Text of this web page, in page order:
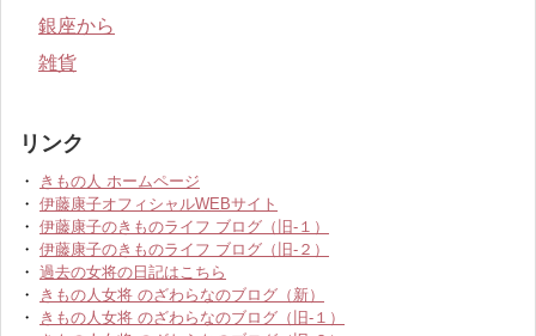
銀座から
雑貨
リンク
・
きもの人 ホームページ
・ 伊藤康子オフィシャルWEBサイト
・ 伊藤康子のきものライフ ブログ（旧-１）
・ 伊藤康子のきものライフ ブログ（旧-２）
・ 過去の女将の日記はこちら
・
きもの人女将 のざわらなのブログ（新）
・
きもの人女将 のざわらなのブログ（旧-１）